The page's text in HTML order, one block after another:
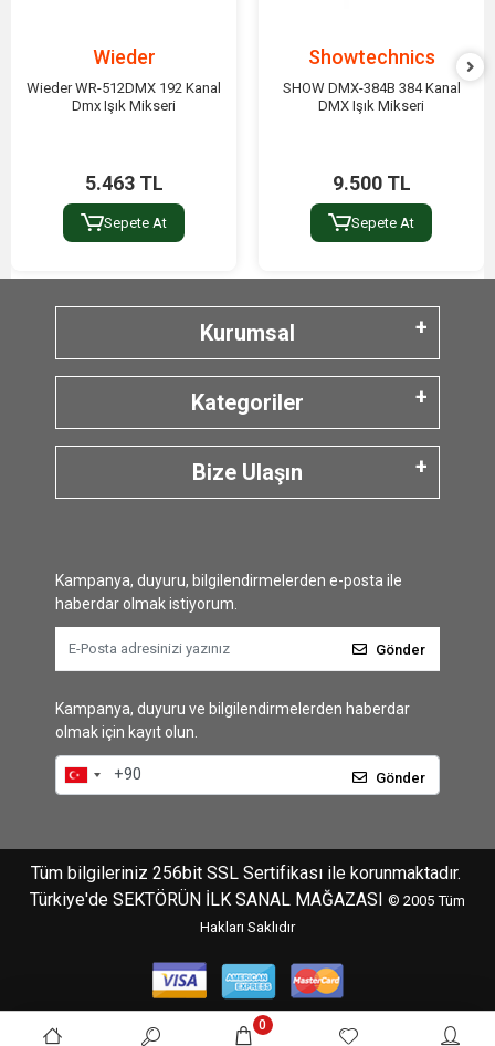
Wieder
Wieder WR-512DMX 192 Kanal
Dmx Işık Mikseri
5.463 TL
Sepete At
Showtechnics
SHOW DMX-384B 384 Kanal
DMX Işık Mikseri
9.500 TL
Sepete At
Kurumsal
Kategoriler
Bize Ulaşın
Kampanya, duyuru, bilgilendirmelerden e-posta ile
haberdar olmak istiyorum.
Gönder
Kampanya, duyuru ve bilgilendirmelerden haberdar
olmak için kayıt olun.
Gönder
Tüm bilgileriniz 256bit SSL Sertifikası ile korunmaktadır.
Türkiye'de SEKTÖRÜN İLK SANAL MAĞAZASI © 2005 Tüm
Hakları Saklıdır
0